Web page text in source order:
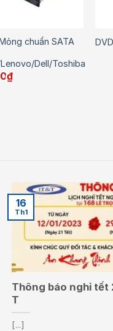
chuẩn SATA
Dell/Toshiba
₫
Thông báo nghỉ tết
T
[...]
16
Th1